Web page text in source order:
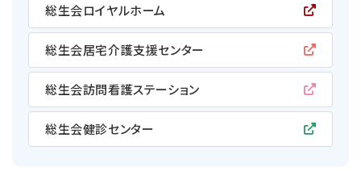
総生会ロイヤルホーム
総生会居宅介護支援センター
総生会訪問看護ステーション
総生会健診センター